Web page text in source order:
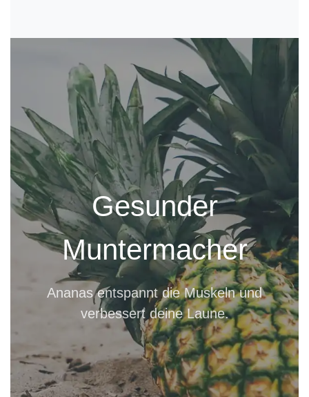
Gesunder
Muntermacher
Ananas entspannt die Muskeln und
verbessert deine Laune.